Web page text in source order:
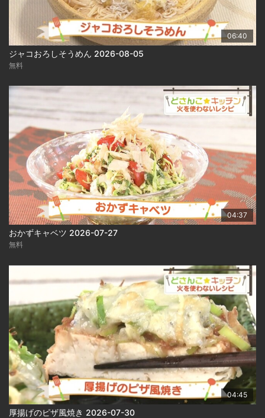
06:40
ジャコおろしそうめん 2026-08-05
無料
04:37
おかずキャベツ 2026-07-27
無料
04:45
厚揚げのピザ風焼き 2026-07-30